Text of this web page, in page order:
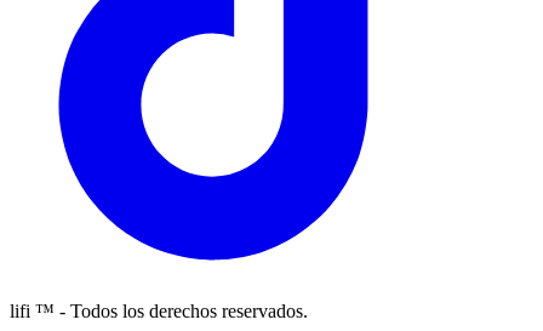
lifi ™ - Todos los derechos reservados.